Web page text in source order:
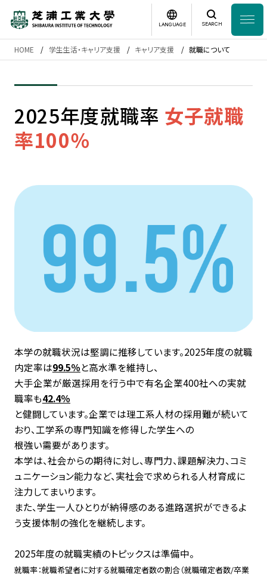
News
学部・大学院
入学案内
学生生活・ キャリア支援
受験生
卒業生 企業・研究者
一般
LANGUAGE SEARCH
日本語 English
HOME 学生生活・キャリア支援 キャリア支援 就職について
2025年度就職率 女子就職
率100％
本学の就職状況は堅調に推移しています。2025年度の就職
内定率は99.5％と高水準を維持し、
大手企業が厳選採用を行う中で有名企業400社への実就
職率も42.4％
と健闘しています。企業では理工系人材の採用難が続いて
おり、工学系の専門知識を修得した学生への
根強い需要があります。
本学は、社会からの期待に対し、専門力、課題解決力、コミ
ュニケーション能力など、実社会で求められる人材育成に
注力してまいります。
また、学生一人ひとりが納得感のある進路選択ができるよ
う支援体制の強化を継続します。
2025年度の就職実績のトピックスは準備中。
就職率：就職希望者に対する就職確定者数の割合（就職確定者数/卒業